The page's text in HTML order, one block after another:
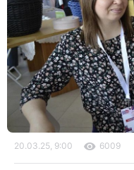
20.03.25, 9:00 6009